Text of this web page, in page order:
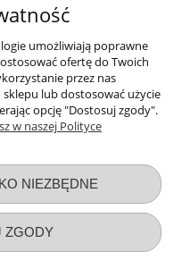
umożliwiają poprawne
ofertę do Twoich
przez nas
lub dostosować użycie
opcję "Dostosuj zgody".
w naszej Polityce
NIEZBĘDNE
ZGODY